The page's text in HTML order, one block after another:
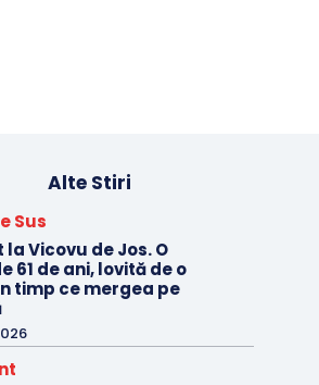
Alte Stiri
Sus
Vicovu de Jos. O
61 de ani, lovită de o
timp ce mergea pe